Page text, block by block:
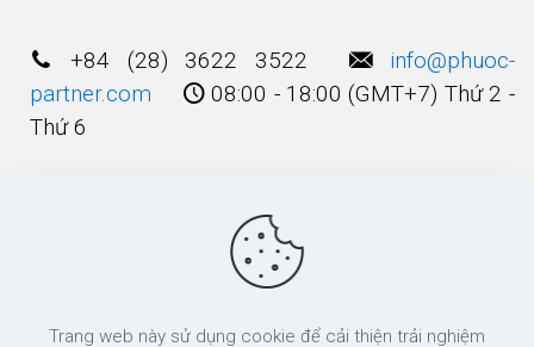
+84 (28) 3622 3522
info@phuoc-
partner.com
08:00 - 18:00 (GMT+7) Thứ 2 -
Thứ 6
© 2003 - 2025 Bản quyền thuộc về Công Ty
Trang web này sử dụng cookie để cải thiện trải nghiệm